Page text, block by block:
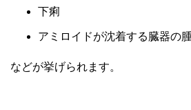
下痢
アミロイドが沈着する臓器の
などが挙げられます。